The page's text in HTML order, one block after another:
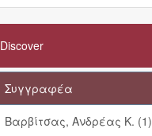
Discover
Συγγραφέα
Βαρβίτσας, Ανδρέας Κ. (1)